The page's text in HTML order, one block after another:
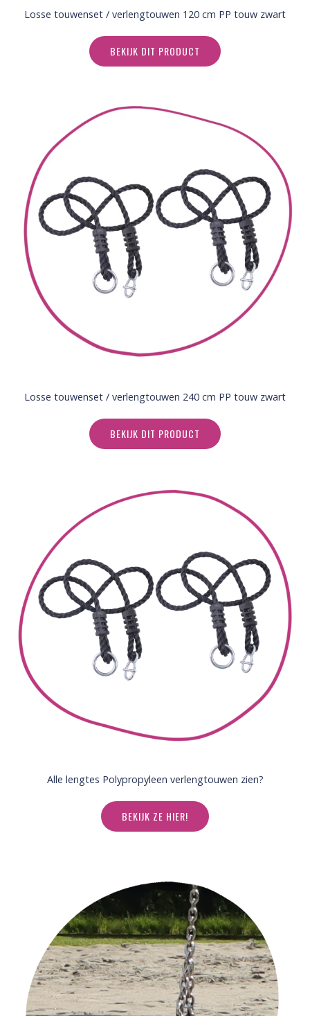
Losse touwenset / verlengtouwen 120 cm PP touw zwart
BEKIJK DIT PRODUCT
Losse touwenset / verlengtouwen 240 cm PP touw zwart
BEKIJK DIT PRODUCT
Alle lengtes Polypropyleen verlengtouwen zien?
BEKIJK ZE HIER!